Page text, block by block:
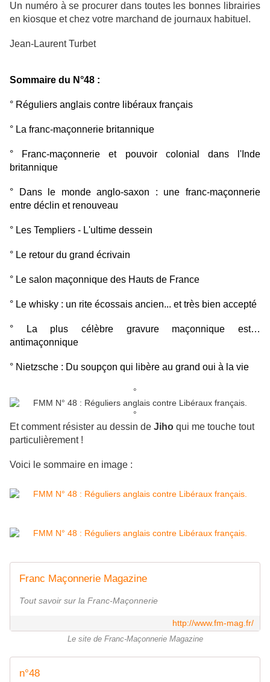
Un numéro à se procurer dans toutes les bonnes librairies
en kiosque et chez votre marchand de journaux habituel.
Jean-Laurent Turbet
Sommaire du N°48 :
° Réguliers anglais contre libéraux français
° La franc-maçonnerie britannique
° Franc-maçonnerie et pouvoir colonial dans l'Inde
britannique
° Dans le monde anglo-saxon : une franc-maçonnerie
entre déclin et renouveau
° Les Templiers - L'ultime dessein
° Le retour du grand écrivain
° Le salon maçonnique des Hauts de France
° Le whisky : un rite écossais ancien... et très bien accepté
° La plus célèbre gravure maçonnique est…
antimaçonnique
° Nietzsche : Du soupçon qui libère au grand oui à la vie
°
°
Et comment résister au dessin de Jiho qui me touche tout
particulièrement !
Voici le sommaire en image :
Franc Maçonnerie Magazine
Tout savoir sur la Franc-Maçonnerie
http://www.fm-mag.fr/
Le site de Franc-Maçonnerie Magazine
n°48